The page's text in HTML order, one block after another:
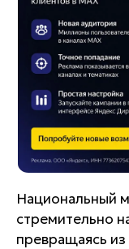
Национальный
стремительно
превращаясь